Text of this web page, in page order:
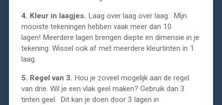
4. Kleur in laagjes. Laag over laag over laag. Mijn
mooiste tekeningen hebben vaak meer dan 10
lagen! Meerdere lagen brengen diepte en dimensie in je
tekening. Wissel ook af met meerdere kleurtinten in 1
laag.
5. Regel van 3. Hou je zoveel mogelijk aan de regel
van drie. Wil je een vlak geel maken? Gebruik dan 3
tinten geel. Dit kan je doen door 3 lagen in